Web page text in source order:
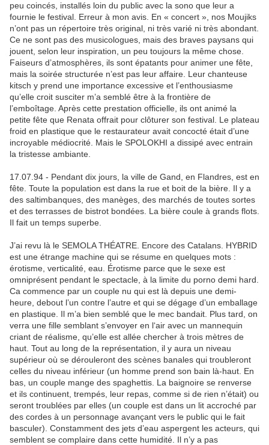
peu coincés, installés loin du public avec la sono que leur a
fournie le festival. Erreur à mon avis. En « concert », nos Moujiks
n’ont pas un répertoire très original, ni très varié ni très abondant.
Ce ne sont pas des musicologues, mais des braves paysans qui
jouent, selon leur inspiration, un peu toujours la même chose.
Faiseurs d’atmosphères, ils sont épatants pour animer une fête,
mais la soirée structurée n’est pas leur affaire. Leur chanteuse
kitsch y prend une importance excessive et l’enthousiasme
qu’elle croit susciter m’a semblé être à la frontière de
l’emboîtage. Après cette prestation officielle, ils ont animé la
petite fête que Renata offrait pour clôturer son festival. Le plateau
froid en plastique que le restaurateur avait concocté était d’une
incroyable médiocrité. Mais le SPOLOKHI a dissipé avec entrain
la tristesse ambiante.
17.07.94 - Pendant dix jours, la ville de Gand, en Flandres, est en
fête. Toute la population est dans la rue et boit de la bière. Il y a
des saltimbanques, des manèges, des marchés de toutes sortes
et des terrasses de bistrot bondées. La bière coule à grands flots.
Il fait un temps superbe.
J’ai revu là le SEMOLA THÉATRE. Encore des Catalans. HYBRID
est une étrange machine qui se résume en quelques mots :
érotisme, verticalité, eau. Érotisme parce que le sexe est
omniprésent pendant le spectacle, à la limite du porno demi hard.
Ca commence par un couple nu qui est là depuis une demi-
heure, debout l’un contre l’autre et qui se dégage d’un emballage
en plastique. Il m’a bien semblé que le mec bandait. Plus tard, on
verra une fille semblant s’envoyer en l‘air avec un mannequin
criant de réalisme, qu’elle est allée chercher à trois mètres de
haut. Tout au long de la représentation, il y aura un niveau
supérieur où se dérouleront des scènes banales qui troubleront
celles du niveau inférieur (un homme prend son bain là-haut. En
bas, un couple mange des spaghettis. La baignoire se renverse
et ils continuent, trempés, leur repas, comme si de rien n’était) ou
seront troublées par elles (un couple est dans un lit accroché par
des cordes à un personnage avançant vers le public qui le fait
basculer). Constamment des jets d’eau aspergent les acteurs, qui
semblent se complaire dans cette humidité. Il n’y a pas